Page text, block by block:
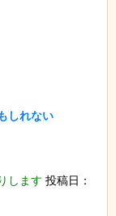
しれない
します 投稿日：